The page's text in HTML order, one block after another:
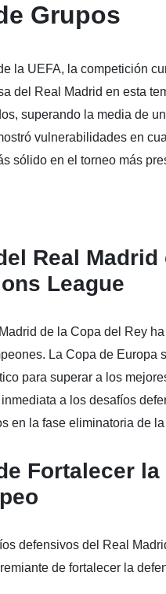
Grupos
la UEFA, la competición
del Real Madrid en esta
superando la media de
vulnerabilidades en
sólido en el torneo más
Real
League
de la Copa del Rey
La Copa de
para superar a los
a los desafíos
en la fase eliminatoria de
Fortalecer
defensivos del Real
de fortalecer la